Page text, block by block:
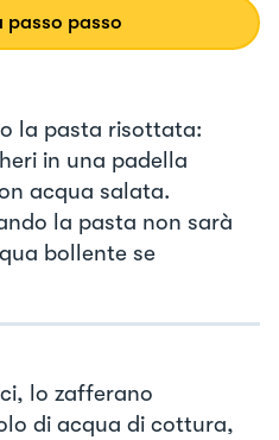
passo passo
la pasta risottata:
in una padella
acqua salata.
la pasta non sarà
bollente se
lo zafferano
di acqua di cottura,